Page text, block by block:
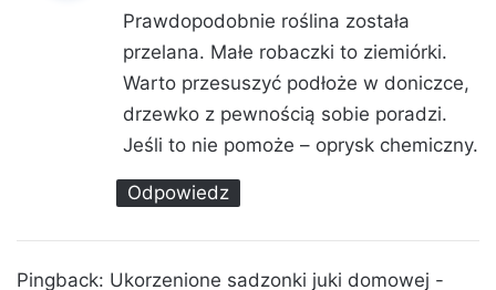
s
z
e
:
Prawdopodobnie roślina została
przelana. Małe robaczki to ziemiórki.
Warto przesuszyć podłoże w doniczce,
drzewko z pewnością sobie poradzi.
Jeśli to nie pomoże – oprysk chemiczny.
Odpowiedz
Pingback: Ukorzenione sadzonki juki domowej -